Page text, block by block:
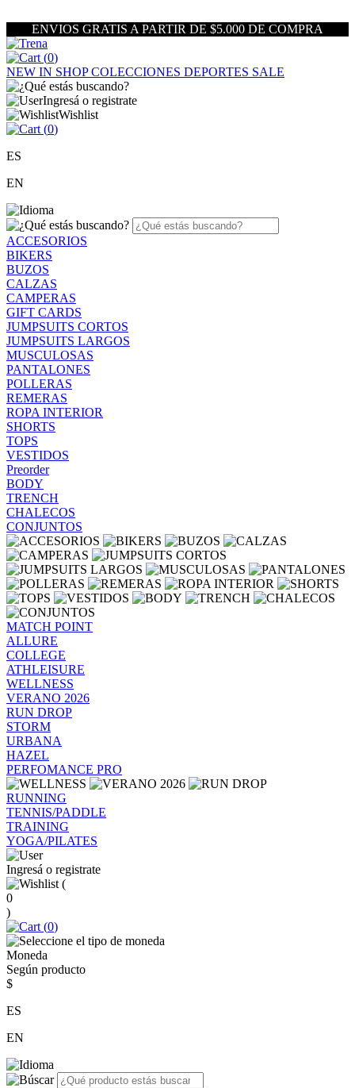
ENVIOS GRATIS A PARTIR DE $5.000 DE COMPRA
(0)
NEW IN SHOPCOLECCIONES DEPORTES SALE
Ingresá o registrate
Wishlist
(0)
ES
EN
ACCESORIOS
BIKERS
BUZOS
CALZAS
CAMPERAS
GIFT CARDS
JUMPSUITS CORTOS
JUMPSUITS LARGOS
MUSCULOSAS
PANTALONES
POLLERAS
REMERAS
ROPA INTERIOR
SHORTS
TOPS
VESTIDOS
Preorder
BODY
TRENCH
CHALECOS
CONJUNTOS
MATCH POINT
ALLURE
COLLEGE
ATHLEISURE
WELLNESS
VERANO 2026
RUN DROP
STORM
URBANA
HAZEL
PERFOMANCE PRO
RUNNING
TENNIS/PADDLE
TRAINING
YOGA/PILATES
Ingresá o registrate
(
0
)
(0)
Moneda
Según producto
$
ES
EN